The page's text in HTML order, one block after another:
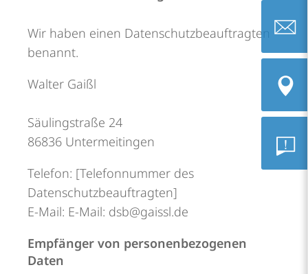
Wir haben einen Datenschutzbeauftragten
benannt.
Walter Gaißl
Säulingstraße 24
86836 Untermeitingen
Telefon: [Telefonnummer des
Datenschutzbeauftragten]
E-Mail: E-Mail: dsb@gaissl.de
Empfänger von personenbezogenen
Daten